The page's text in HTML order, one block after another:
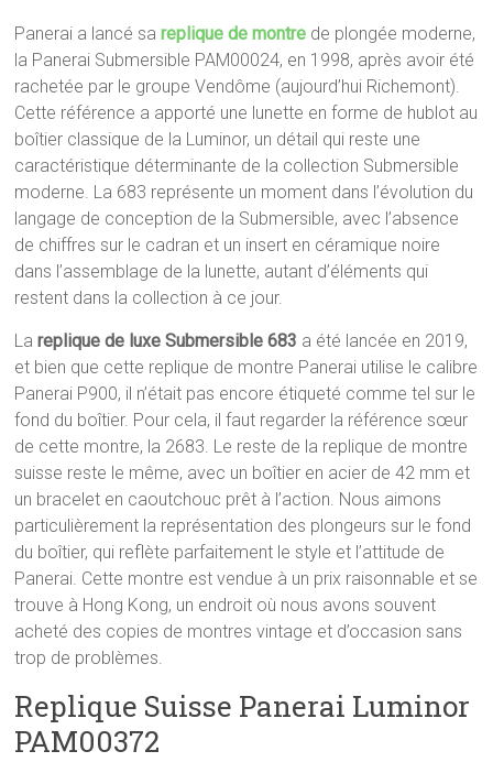
Panerai a lancé sareplique de montre de plongée moderne,
la Panerai Submersible PAM00024, en 1998, après avoir été
rachetée par le groupe Vendôme (aujourd’hui Richemont).
Cette référence a apporté une lunette en forme de hublot au
boîtier classique de la Luminor, un détail qui reste une
caractéristique déterminante de la collection Submersible
moderne. La 683 représente un moment dans l’évolution du
langage de conception de la Submersible, avec l’absence
de chiffres sur le cadran et un insert en céramique noire
dans l’assemblage de la lunette, autant d’éléments qui
restent dans la collection à ce jour.
Lareplique de luxe Submersible 683 a été lancée en 2019,
et bien que cette replique de montre Panerai utilise le calibre
Panerai P900, il n’était pas encore étiqueté comme tel sur le
fond du boîtier. Pour cela, il faut regarder la référence sœur
de cette montre, la 2683. Le reste de la replique de montre
suisse reste le même, avec un boîtier en acier de 42 mm et
un bracelet en caoutchouc prêt à l’action. Nous aimons
particulièrement la représentation des plongeurs sur le fond
du boîtier, qui reflète parfaitement le style et l’attitude de
Panerai. Cette montre est vendue à un prix raisonnable et se
trouve à Hong Kong, un endroit où nous avons souvent
acheté des copies de montres vintage et d’occasion sans
trop de problèmes.
Replique Suisse Panerai Luminor
PAM00372